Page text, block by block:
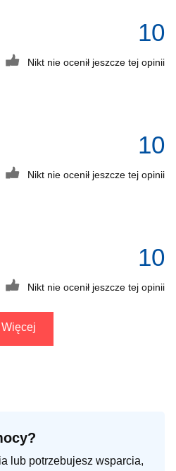
10
Nikt nie ocenił jeszcze tej opinii
10
Nikt nie ocenił jeszcze tej opinii
10
Nikt nie ocenił jeszcze tej opinii
Więcej
lub potrzebujesz wsparcia,